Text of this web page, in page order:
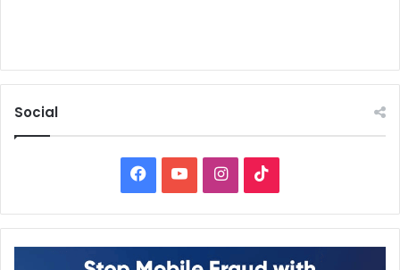
Social
Facebook
YouTubeInstagram